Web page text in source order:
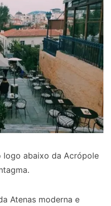
logo abaixo da Acrópole
Atenas moderna e